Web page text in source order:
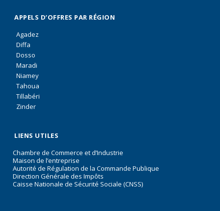
APPELS D’OFFRES PAR RÉGION
Agadez
Diffa
Dosso
Maradi
Niamey
Tahoua
Tillabéri
Zinder
LIENS UTILES
Chambre de Commerce et d’Industrie
Maison de l’entreprise
Autorité de Régulation de la Commande Publique
Direction Générale des Impôts
Caisse Nationale de Sécurité Sociale (CNSS)